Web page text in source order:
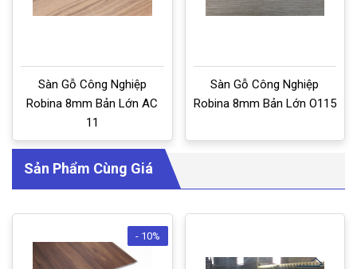
Sàn Gỗ Công Nghiệp
Robina 8mm Bản Lớn AC
11
Sàn Gỗ Công Nghiệp
Robina 8mm Bản Lớn O115
Sản Phẩm Cùng Giá
- 10%